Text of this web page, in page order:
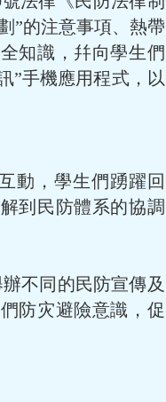
”的注意事項、熱帶
知識，幷向學生們
”手機應用程式，以
動，學生們踴躍回
到民防體系的協調
不同的民防宣傳及
防灾避險意識，促